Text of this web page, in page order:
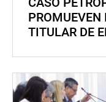
TITULAR DE